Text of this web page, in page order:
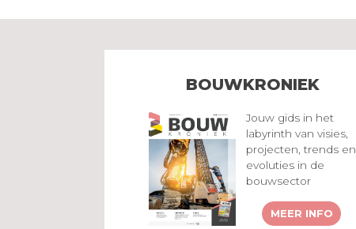
BOUWKRONIEK
Jouw gids in het
labyrinth van visies,
projecten, trends en
evoluties in de
bouwsector
MEER INFO